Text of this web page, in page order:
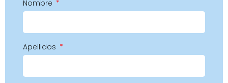
Nombre
Apellidos